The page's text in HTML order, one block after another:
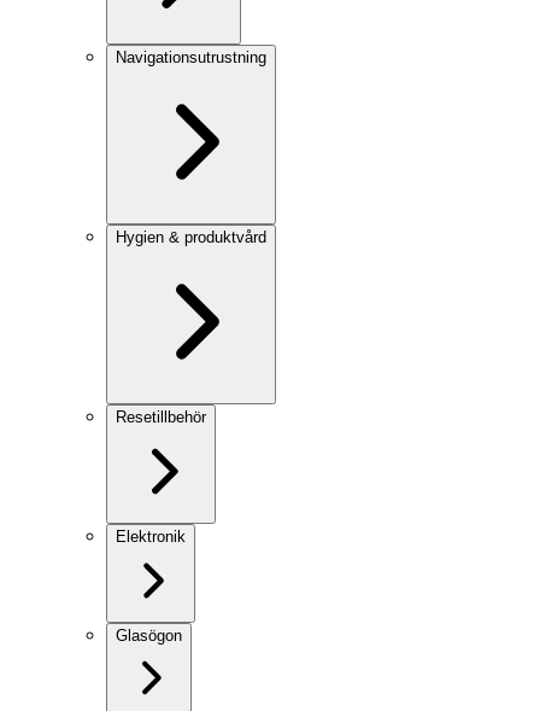
Navigationsutrustning
Hygien & produktvård
Resetillbehör
Elektronik
Glasögon